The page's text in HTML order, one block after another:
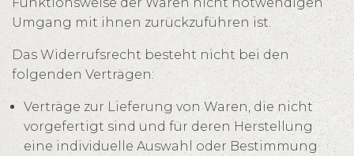
Umgang mit ihnen zurückzuführen ist.
Das Widerrufsrecht besteht nicht bei den
folgenden Verträgen:
Verträge zur Lieferung von Waren, die nicht
vorgefertigt sind und für deren Herstellung
eine individuelle Auswahl oder Bestimmung